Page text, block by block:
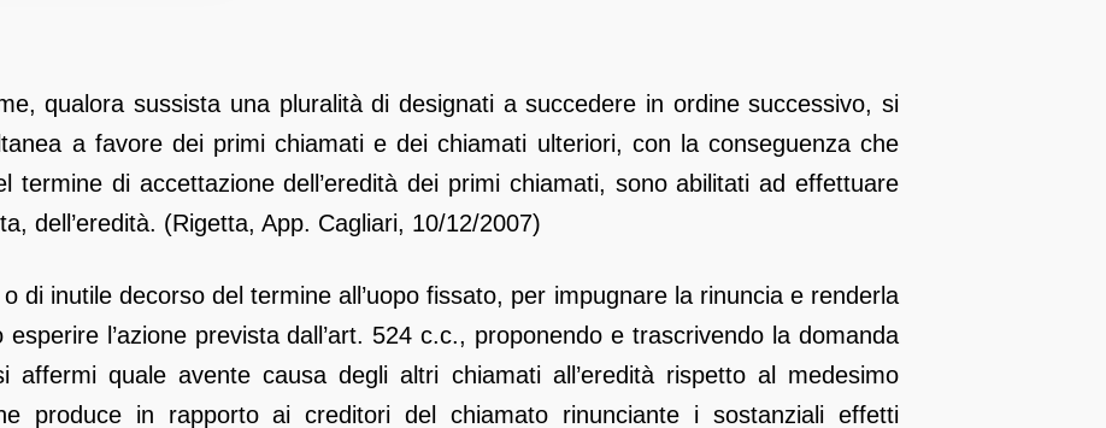
qualora sussista una pluralità di designati a succedere in ordine successivo, si
a favore dei primi chiamati e dei chiamati ulteriori, con la conseguenza che
termine di accettazione dell’eredità dei primi chiamati, sono abilitati ad effettuare
dell’eredità. (Rigetta, App. Cagliari, 10/12/2007)
di inutile decorso del termine all’uopo fissato, per impugnare la rinuncia e renderla
l’azione prevista dall’art. 524 c.c., proponendo e trascrivendo la domanda
quale avente causa degli altri chiamati all’eredità rispetto al medesimo
produce in rapporto ai creditori del chiamato rinunciante i sostanziali effetti